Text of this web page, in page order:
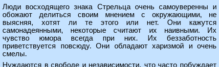
Люди восходящего знака Стрельца очень самоуверенны и
обожают делиться своим мнением с окружающими, не
выясняя, хотят ли те этого или нет. Они кажутся
самонадеянными, некоторые считают их наивными. Их
чувство юмора всегда при них. Их беззаботность
приветствуется повсюду. Они обладают харизмой и очень
смелы.
Нуждаются в свободе и независимости, что часто побуждает